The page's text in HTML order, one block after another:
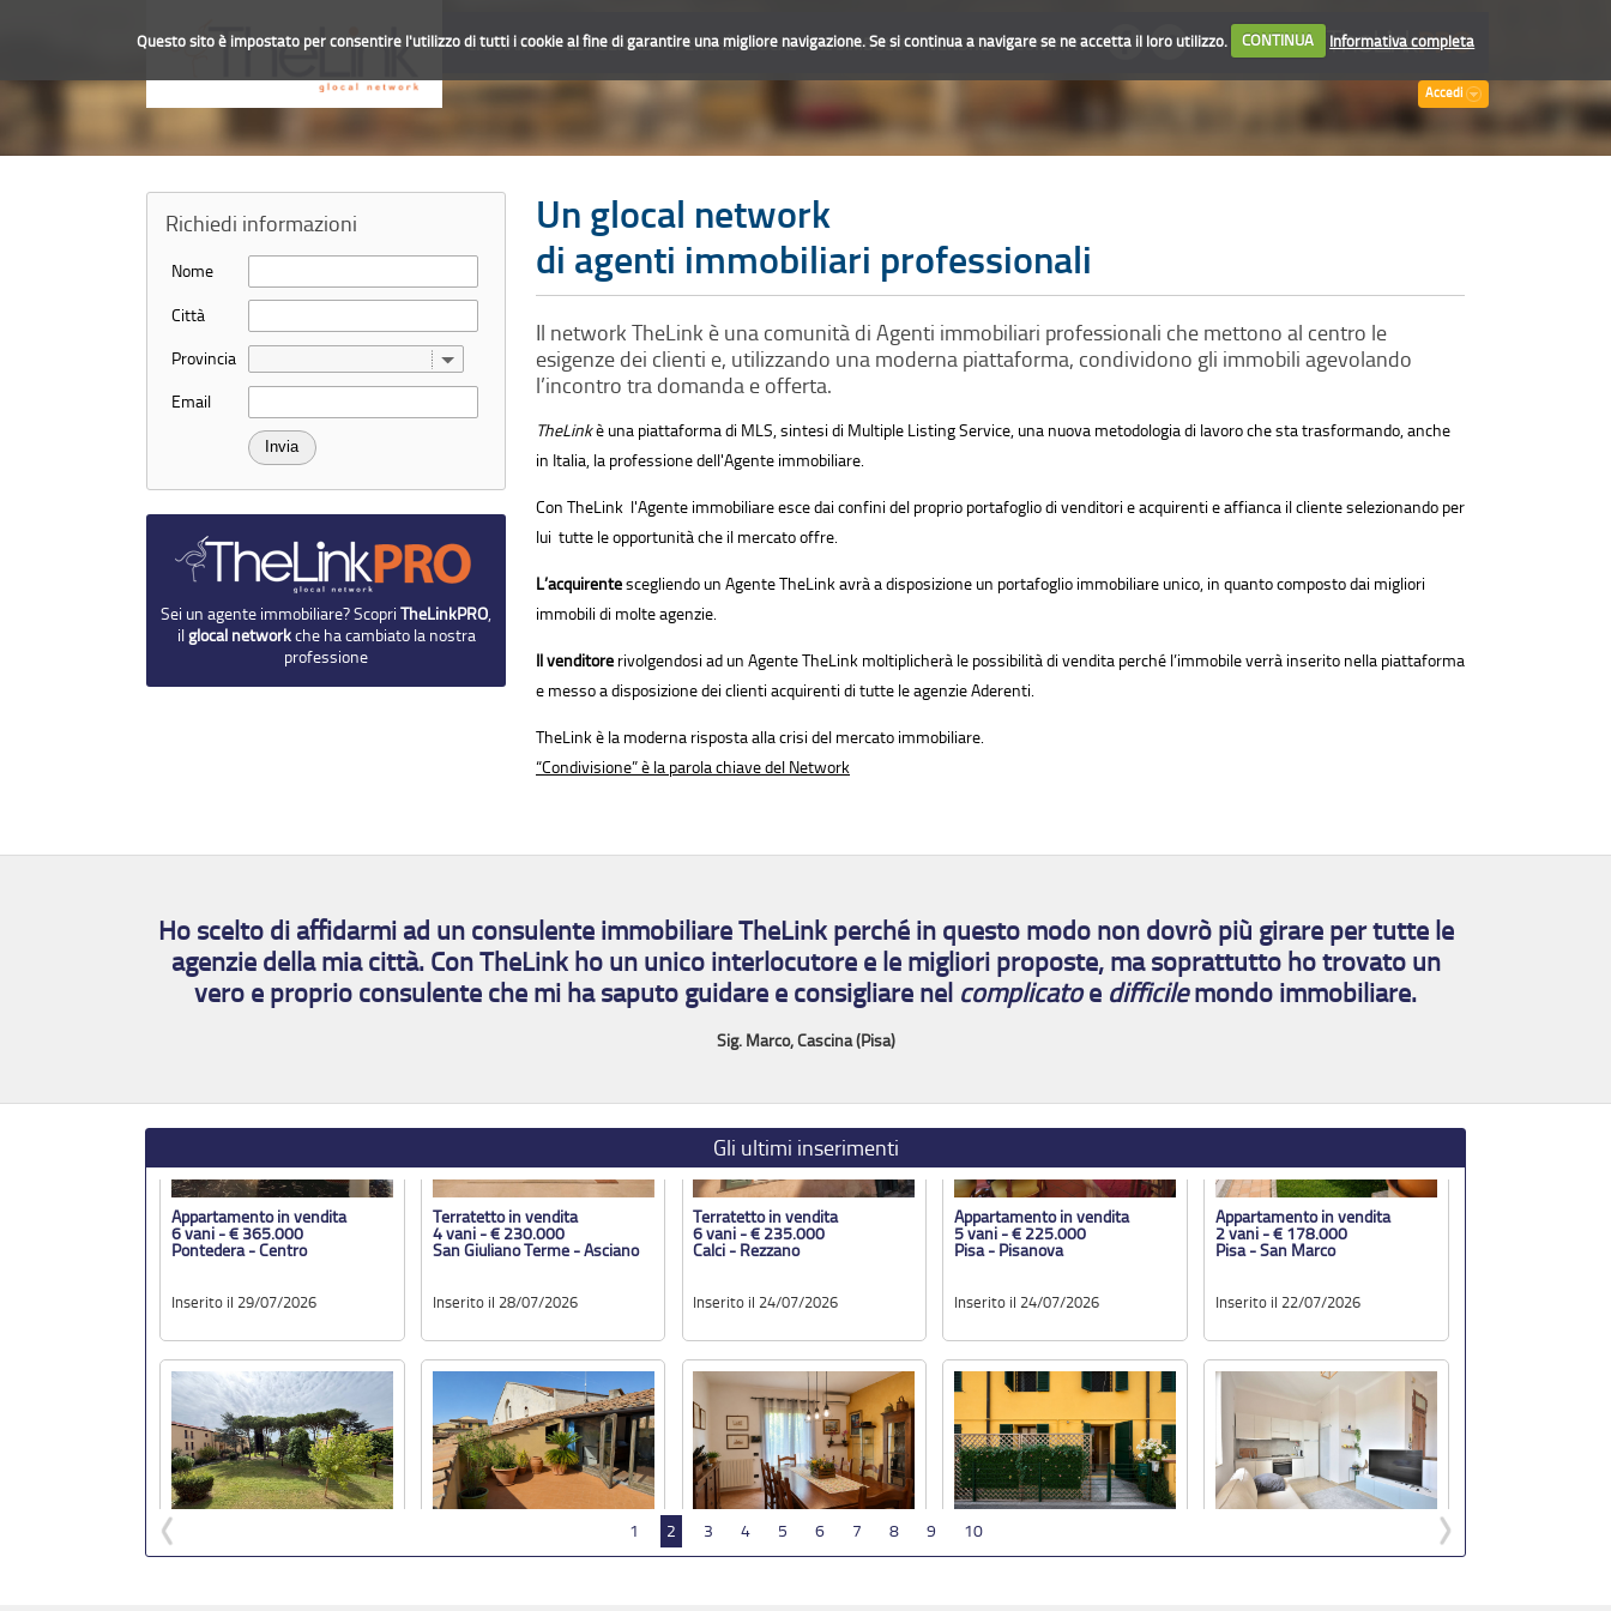
Questo sito è impostato per consentire l'utilizzo di tutti i cookie al fine di garantire una migliore navigazione. Se si continua a navigare se ne accetta il loro utilizzo. CONTINUA Informativa completa
CHI SIAMO LE AGENZIE PERCHÈ GLOCAL IL SIMBOLO VENDITE CONTATTI
Accedi
Richiedi informazioni
Nome
Città
Provincia
Email
Sei un agente immobiliare? Scopri TheLinkPRO,
ilglocal networkche ha cambiato la nostra
professione
Un glocal network
di agenti immobiliari professionali
Il network TheLink è una comunità di Agenti immobiliari professionali che mettono al centro le
esigenze dei clienti e, utilizzando una moderna piattaforma, condividono gli immobili agevolando
l’incontro tra domanda e offerta.
TheLinkè una piattaforma di MLS, sintesi di Multiple Listing Service, una nuova metodologia di lavoro che sta trasformando, anche
in Italia, la professione dell'Agente immobiliare.
Con TheLink l'Agente immobiliare esce dai confini del proprio portafoglio di venditori e acquirenti e affianca il cliente selezionando per
lui tutte le opportunità che il mercato offre.
L’acquirentescegliendo un Agente TheLink avrà a disposizione un portafoglio immobiliare unico, in quanto composto dai migliori
immobili di molte agenzie.
Il venditore rivolgendosi ad un Agente TheLink moltiplicherà le possibilità di vendita perché l’immobile verrà inserito nella piattaforma
e messo a disposizione dei clienti acquirenti di tutte le agenzie Aderenti.
TheLink è la moderna risposta alla crisi del mercato immobiliare.
“Condivisione” è la parola chiave del Network
Ho scelto di affidarmi ad un consulente immobiliare TheLink perché in questo modo non dovrò più girare per tutte le
agenzie della mia città. Con TheLink ho un unico interlocutore e le migliori proposte, ma soprattutto ho trovato un
vero e proprio consulente che mi ha saputo guidare e consigliare nel complicatoe difficilemondo immobiliare.
Sig. Marco, Cascina (Pisa)
Gli ultimi inserimenti
Inserito il 29/07/2026 Inserito il 28/07/2026
Terratetto in vendita
Inserito il 24/07/2026 Inserito il 24/07/2026 Inserito il 22/07/2026
Appartamento in vendita
4 vani - € 250.000
Pisa - Ingegneria
Inserito il 16/07/2026
Terratetto in vendita
7 vani - € 600.000
Pisa - Santa Maria
Inserito il 15/07/2026
Villetta a schiera in vendita
6 vani - € 365.000
Calci - La Corte
Inserito il 15/07/2026
Appartamento in vendita
2 vani - € 135.000
Inserito il 14/07/2026
Appartamento in vendita
3 vani - € 149.000
San Giuliano Terme - Centro
Inserito il 13/07/2026
1 2 3 4 5 6 7 8 9 10